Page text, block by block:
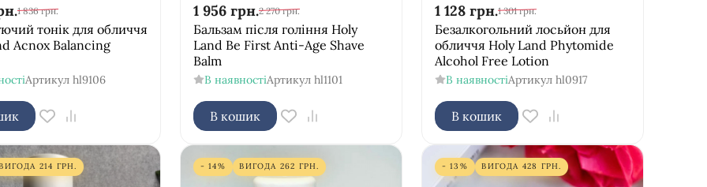
1 836 грн.
тонік для обличчя
Acnox Balancing
Артикул hl9106
1 956 грн.2 270 грн.
Бальзам після гоління Holy
Land Be First Anti-Age Shave
Balm
В наявностіАртикул hl1101
В кошик
1 128 грн.1 301 грн.
Безалкогольний лосьйон для
обличчя Holy Land Phytomide
Alcohol Free Lotion
В наявностіАртикул hl0917
В кошик
214 ГРН. - 14% ВИГОДА 262 ГРН. - 13% ВИГОДА 428 ГРН.